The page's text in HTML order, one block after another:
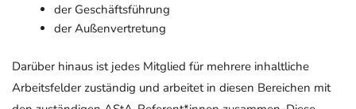
der Geschäftsführung
der Außenvertretung
Darüber hinaus ist jedes Mitglied für mehrere inhaltliche
Arbeitsfelder zuständig und arbeitet in diesen Bereichen mit